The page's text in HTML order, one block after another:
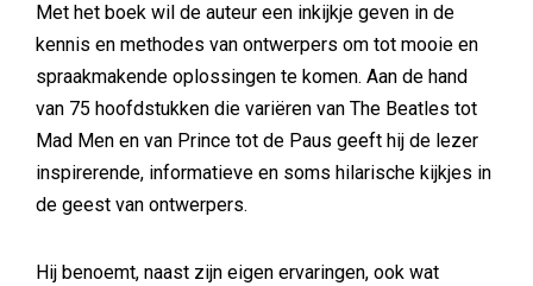
Met het boek wil de auteur een inkijkje geven in de
kennis en methodes van ontwerpers om tot mooie en
spraakmakende oplossingen te komen. Aan de hand
van 75 hoofdstukken die variëren van The Beatles tot
Mad Men en van Prince tot de Paus geeft hij de lezer
inspirerende, informatieve en soms hilarische kijkjes in
de geest van ontwerpers.
Hij benoemt, naast zijn eigen ervaringen, ook wat